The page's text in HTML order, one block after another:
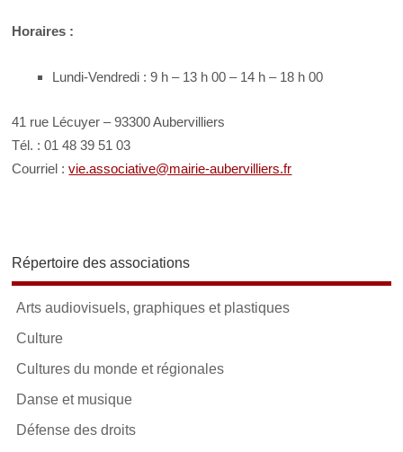
Horaires :
Lundi-Vendredi : 9 h – 13 h 00 – 14 h – 18 h 00
41 rue Lécuyer – 93300 Aubervilliers
Tél. : 01 48 39 51 03
Courriel :vie.associative@mairie-aubervilliers.fr
Répertoire des associations
Arts audiovisuels, graphiques et plastiques
Culture
Cultures du monde et régionales
Danse et musique
Défense des droits